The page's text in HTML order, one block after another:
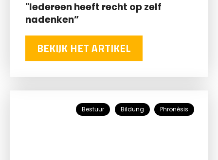
"Iedereen heeft recht op zelf
nadenken”
BEKIJK HET ARTIKEL
Bestuur Bildung Phronèsis